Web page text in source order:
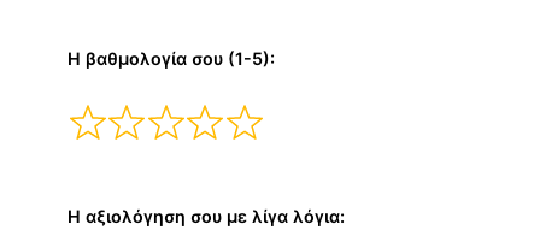
Η βαθμολογία σου (1-5):
Η αξιολόγηση σου με λίγα λόγια: